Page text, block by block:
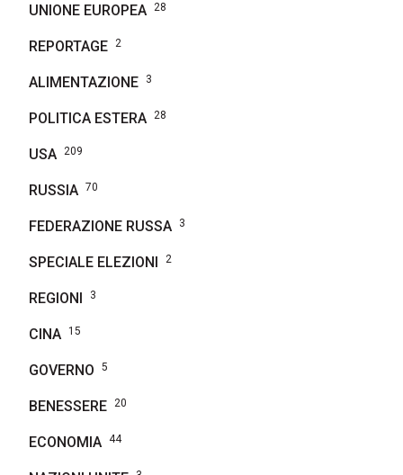
UNIONE EUROPEA 28
REPORTAGE 2
ALIMENTAZIONE 3
POLITICA ESTERA 28
USA 209
RUSSIA 70
FEDERAZIONE RUSSA 3
SPECIALE ELEZIONI 2
REGIONI 3
CINA 15
GOVERNO 5
BENESSERE 20
ECONOMIA 44